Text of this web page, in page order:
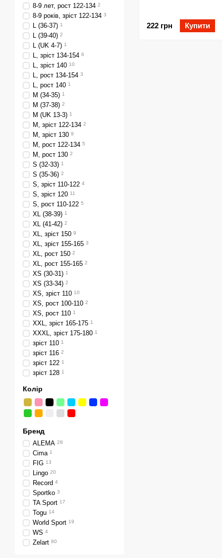
222 грн Купити
8-9 лет, рост 122-134 2
8-9 років, зріст 122-134 3
L (36-37) 1
L (39-40) 2
L (UK 4-7) 1
L, зріст 134-154 6
L, зріст 140 10
L, рост 134-154 3
L, рост 140 1
M (34-35) 1
M (37-38) 2
M (UK 13-3) 1
M, зріст 122-134 2
M, зріст 130 9
M, рост 122-134 5
M, рост 130 2
S (32-33) 1
S (35-36) 2
S, зріст 110-122 4
S, зріст 120 11
S, рост 110-122 5
XL (38-39) 1
XL (41-42) 2
XL, зріст 150 9
XL, зріст 155-165 3
XL, рост 150 2
XL, рост 155-165 2
XS (30-31) 1
XS (33-34) 2
XS, зріст 110 10
XS, рост 100-110 2
XS, рост 110 1
XXL, зріст 165-175 1
XXXL, зріст 175-180 1
зріст 110 1
зріст 116 2
зріст 122 1
зріст 128 1
Колір
Бренд
ALEMA 28
Cima 1
FIG 13
Lingo 20
Record 4
Sportko 3
TA Sport 17
Togu 14
World Sport 19
WS 4
Zelart 80